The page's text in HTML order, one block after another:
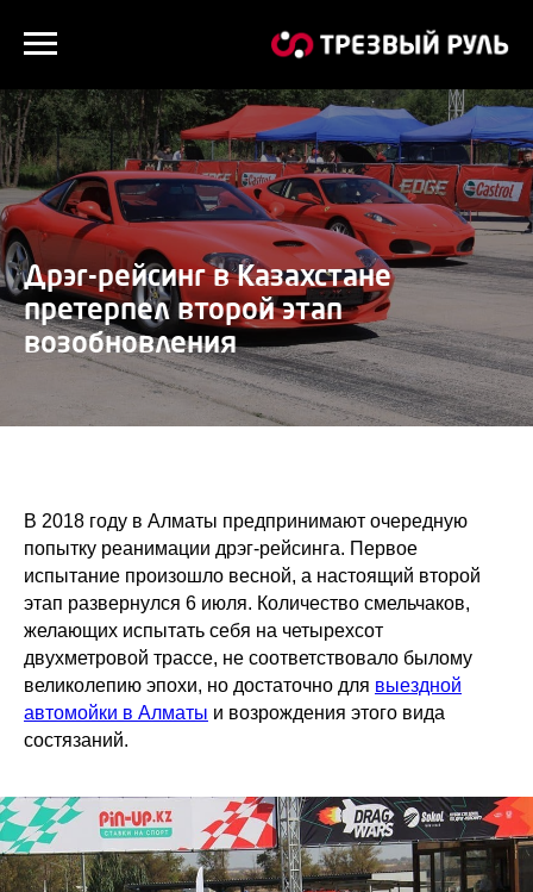
Дрэг-рейсинг в Казахстане
претерпел второй этап
возобновления
В 2018 году в Алматы предпринимают очередную
попытку реанимации дрэг-рейсинга. Первое
испытание произошло весной, а настоящий второй
этап развернулся 6 июля. Количество смельчаков,
желающих испытать себя на четырехсот
двухметровой трассе, не соответствовало былому
великолепию эпохи, но достаточно для выездной
автомойки в Алматы и возрождения этого вида
состязаний.